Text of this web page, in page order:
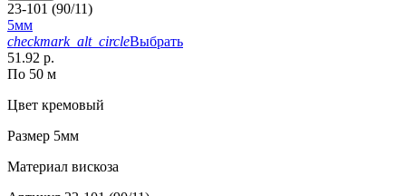
23-101 (90/11)
5мм
checkmark_alt_circleВыбрать
51.92 р.
По 50 м
Цвет кремовый
Размер 5мм
Материал вискоза